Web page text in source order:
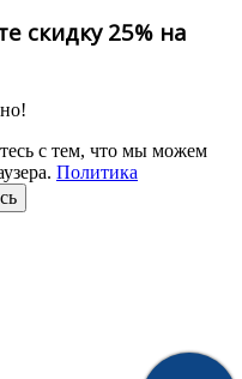
скидку 25% на
с тем, что мы можем
Политика